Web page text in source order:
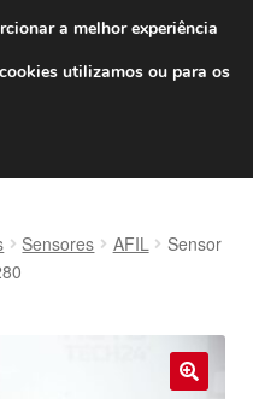
de 7 EUR
800 500 967
Sensores AFIL
Sensor
a melhor experiência
utilizamos ou para os